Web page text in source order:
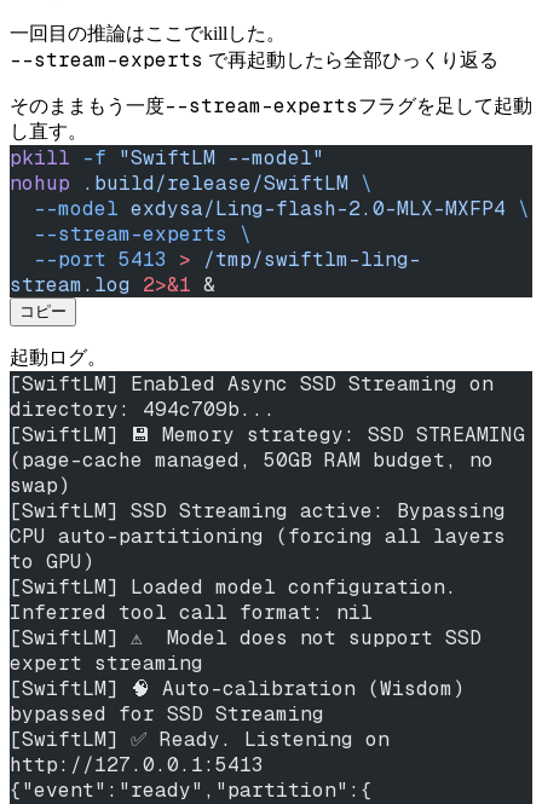
一回目の推論はここでkillした。
--stream-experts で再起動したら全部ひっくり返る
そのままもう一度--stream-expertsフラグを足して起動
し直す。
pkill -f "SwiftLM --model"
nohup .build/release/SwiftLM \
  --model
exdysa/Ling-flash-2.0-MLX-MXFP4 \
  --stream-experts
\
  --port
5413 > /tmp/swiftlm-ling-
stream.log 2>&1 &
コピー
起動ログ。
[SwiftLM] Enabled Async SSD Streaming on
directory: 494c709b...
[SwiftLM] 💾 Memory strategy: SSD STREAMING
(page-cache managed, 50GB RAM budget, no
swap)
[SwiftLM] SSD Streaming active: Bypassing
CPU auto-partitioning (forcing all layers
to GPU)
[SwiftLM] Loaded model configuration.
Inferred tool call format: nil
[SwiftLM] ⚠️  Model does not support SSD
expert streaming
[SwiftLM] 🧠 Auto-calibration (Wisdom)
bypassed for SSD Streaming
[SwiftLM] ✅ Ready. Listening on
http://127.0.0.1:5413
{"event":"ready","partition":{